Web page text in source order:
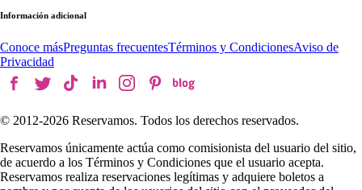
Información adicional
Conoce másPreguntas frecuentesTérminos y CondicionesAviso de
Privacidad
© 2012-2026 Reservamos. Todos los derechos reservados.
Reservamos únicamente actúa como comisionista del usuario del sitio,
de acuerdo a los Términos y Condiciones que el usuario acepta.
Reservamos realiza reservaciones legítimas y adquiere boletos a